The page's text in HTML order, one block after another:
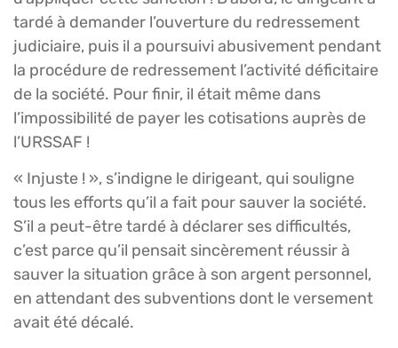
tardé à demander l’ouverture du redressement
judiciaire, puis il a poursuivi abusivement pendant
la procédure de redressement l’activité déficitaire
de la société. Pour finir, il était même dans
l’impossibilité de payer les cotisations auprès de
l’URSSAF !
« Injuste ! », s’indigne le dirigeant, qui souligne
tous les efforts qu’il a fait pour sauver la société.
S’il a peut-être tardé à déclarer ses difficultés,
c’est parce qu’il pensait sincèrement réussir à
sauver la situation grâce à son argent personnel,
en attendant des subventions dont le versement
avait été décalé.